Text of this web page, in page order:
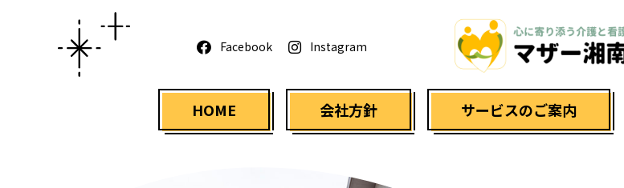
Facebook Instagram
HOME 会社方針 サービスのご案内